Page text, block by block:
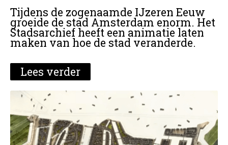
Tijdens de zogenaamde IJzeren Eeuw
groeide de stad Amsterdam enorm. Het
Stadsarchief heeft een animatie laten
maken van hoe de stad veranderde.
Lees verder